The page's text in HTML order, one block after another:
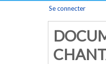
Se connecter